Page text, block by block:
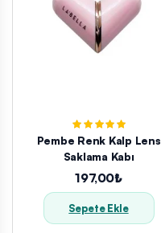
Pembe Renk Kalp Lens
Saklama Kabı
197,00₺
Sepete Ekle